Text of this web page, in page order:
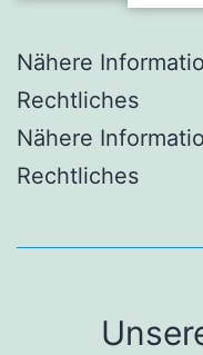
Menge
Nähere
Rechtliches
Nähere
Rechtliches